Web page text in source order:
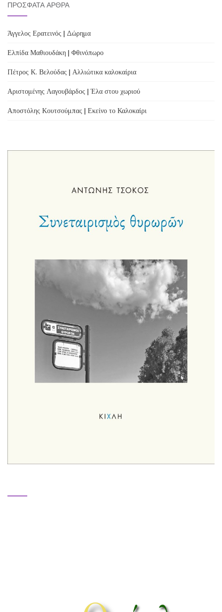
ΠΡΌΣΦΑΤΑ ΆΡΘΡΑ
Άγγελος Ερατεινός | Δώρημα
Ελπίδα Μαθιουδάκη | Φθινόπωρο
Πέτρος Κ. Βελούδας | Αλλιώτικα καλοκαίρια
Αριστομένης Λαγουβάρδος | Έλα στου χωριού
Αποστόλης Κουτσούμπας | Εκείνο το Καλοκαίρι